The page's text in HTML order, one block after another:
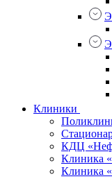
Клиники
КДЦ
Клиника
Клиника